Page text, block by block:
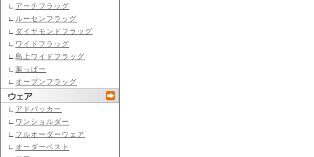
∟ アーチフラッグ
∟ ルーセンフラッグ
∟ ダイヤモンドフラッグ
∟ ワイドフラッグ
∟ 島上ワイドフラッグ
∟ 葉っぱー
∟ オープンフラッグ
∟ アドパッカー
∟ ワンショルダー
∟ フルオーダーウェア
∟ オーダーベスト